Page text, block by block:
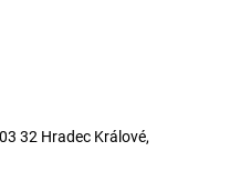
32 Hradec Králové,